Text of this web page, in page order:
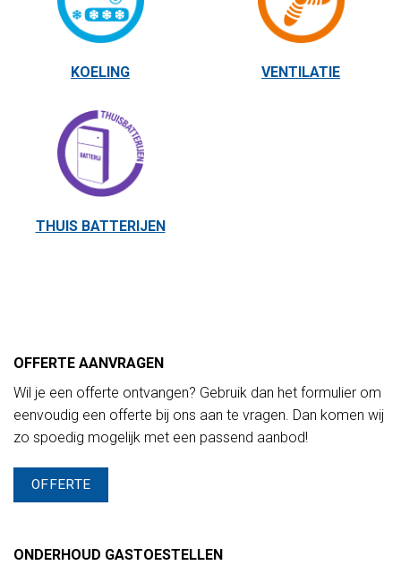
KOELING VENTILATIE
THUIS BATTERIJEN
OFFERTE AANVRAGEN
Wil je een offerte ontvangen? Gebruik dan het formulier om
eenvoudig een offerte bij ons aan te vragen. Dan komen wij
zo spoedig mogelijk met een passend aanbod!
OFFERTE
ONDERHOUD GASTOESTELLEN